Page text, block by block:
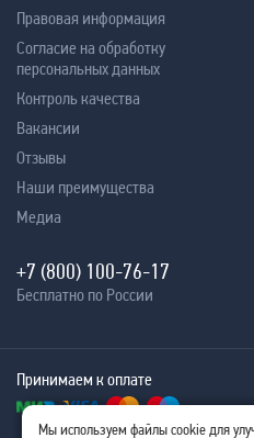
Правовая информация
Согласие на обработку
персональных данных
Контроль качества
Вакансии
Отзывы
Наши преимущества
Медиа
+7 (800) 100-76-17
Бесплатно по России
Принимаем к оплате
Мы используем файлы cookie для